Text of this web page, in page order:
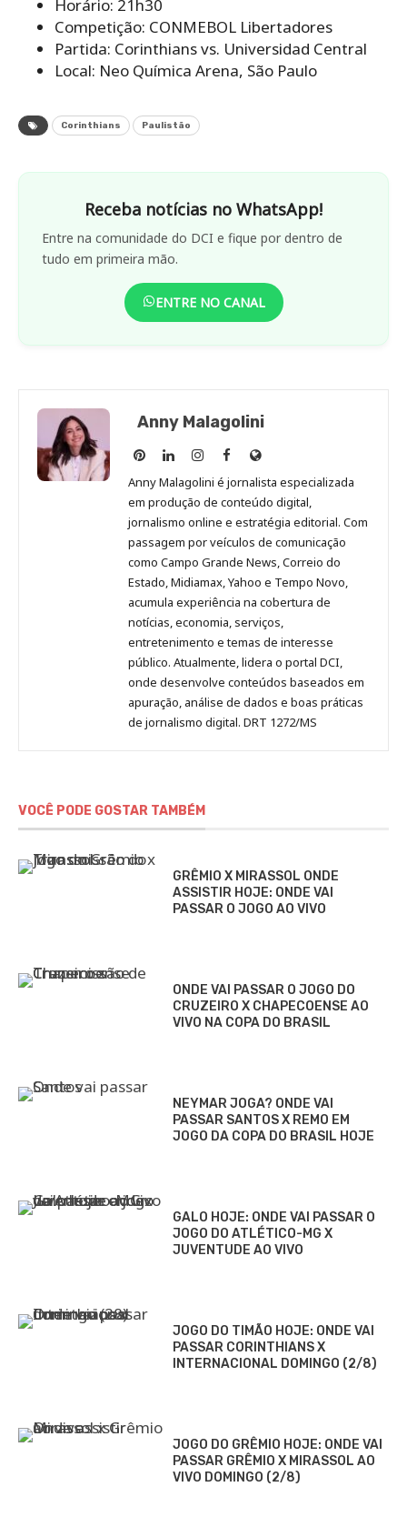
Horário: 21h30
Competição: CONMEBOL Libertadores
Partida: Corinthians vs. Universidad Central
Local: Neo Química Arena, São Paulo
Corinthians Paulistão
Receba notícias no WhatsApp!
Entre na comunidade do DCI e fique por dentro de
tudo em primeira mão.
ENTRE NO CANAL
Anny Malagolini
Anny
Malagolini
no
Pinterest
Anny
Malagolini
no
LinkedIn
Anny
Malagolini
no
Instagram
Anny
Malagolini
no
Facebook
Site
de
Anny
Malagolini
Anny Malagolini é jornalista especializada
em produção de conteúdo digital,
jornalismo online e estratégia editorial. Com
passagem por veículos de comunicação
como Campo Grande News, Correio do
Estado, Midiamax, Yahoo e Tempo Novo,
acumula experiência na cobertura de
notícias, economia, serviços,
entretenimento e temas de interesse
público. Atualmente, lidera o portal DCI,
onde desenvolve conteúdos baseados em
apuração, análise de dados e boas práticas
de jornalismo digital. DRT 1272/MS
VOCÊ PODE GOSTAR TAMBÉM
GRÊMIO X MIRASSOL ONDE
ASSISTIR HOJE: ONDE VAI
PASSAR O JOGO AO VIVO
ONDE VAI PASSAR O JOGO DO
CRUZEIRO X CHAPECOENSE AO
VIVO NA COPA DO BRASIL
NEYMAR JOGA? ONDE VAI
PASSAR SANTOS X REMO EM
JOGO DA COPA DO BRASIL HOJE
GALO HOJE: ONDE VAI PASSAR O
JOGO DO ATLÉTICO-MG X
JUVENTUDE AO VIVO
JOGO DO TIMÃO HOJE: ONDE VAI
PASSAR CORINTHIANS X
INTERNACIONAL DOMINGO (2/8)
JOGO DO GRÊMIO HOJE: ONDE VAI
PASSAR GRÊMIO X MIRASSOL AO
VIVO DOMINGO (2/8)